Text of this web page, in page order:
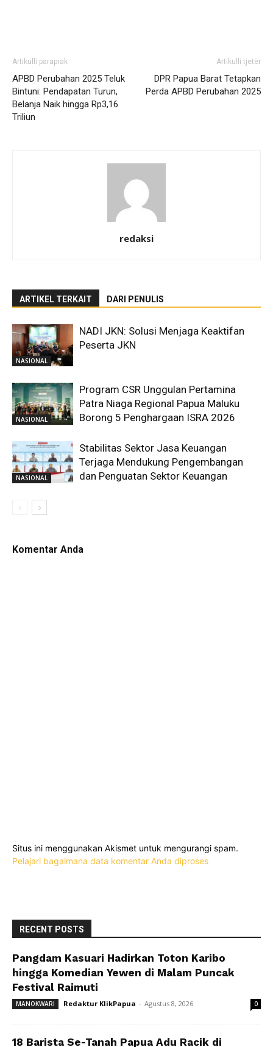
Artikulli paraprak
APBD Perubahan 2025 Teluk
Bintuni: Pendapatan Turun,
Belanja Naik hingga Rp3,16
Triliun
Artikulli tjetër
DPR Papua Barat Tetapkan
Perda APBD Perubahan 2025
redaksi
ARTIKEL TERKAIT DARI PENULIS
NASIONAL
NADI JKN: Solusi Menjaga Keaktifan
Peserta JKN
NASIONAL
Program CSR Unggulan Pertamina
Patra Niaga Regional Papua Maluku
Borong 5 Penghargaan ISRA 2026
NASIONAL
Stabilitas Sektor Jasa Keuangan
Terjaga Mendukung Pengembangan
dan Penguatan Sektor Keuangan
Komentar Anda
Situs ini menggunakan Akismet untuk mengurangi spam.
Pelajari bagaimana data komentar Anda diproses
RECENT POSTS
Pangdam Kasuari Hadirkan Toton Karibo
hingga Komedian Yewen di Malam Puncak
Festival Raimuti
MANOKWARI Redaktur KlikPapua - Agustus 8, 2026 0
18 Barista Se-Tanah Papua Adu Racik di